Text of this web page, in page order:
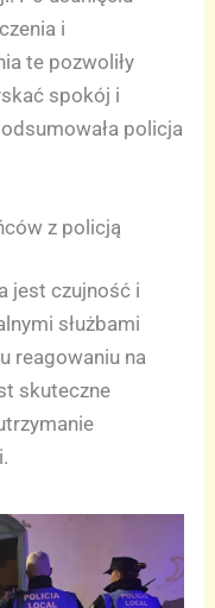
i
te pozwoliły
spokój i
policja
z policją
jest czujność i
służbami
reagowaniu na
skuteczne